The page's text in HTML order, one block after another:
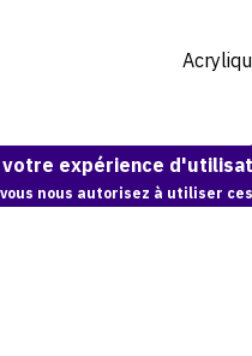
expérience
nous autorisez à utiliser